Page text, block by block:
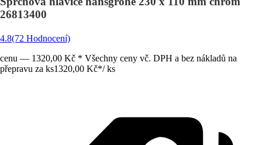
26813400
4.8(72 Hodnocení)
cenu — 1320,00 Kč * Všechny ceny vč. DPH a bez nákladů na
přepravu za ks1320,00 Kč*/ ks